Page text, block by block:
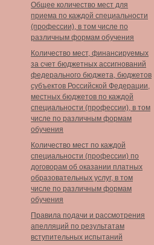
Общее количество мест для
приема по каждой специальности
(профессии), в том числе по
различным формам обучения
Количество мест, финансируемых
за счет бюджетных ассигнований
федерального бюджета, бюджетов
субъектов Российской Федерации,
местных бюджетов по каждой
специальности (профессии), в том
числе по различным формам
обучения
Количество мест по каждой
специальности (профессии) по
договорам об оказании платных
образовательных услуг, в том
числе по различным формам
обучения
Правила подачи и рассмотрения
апелляций по результатам
вступительных испытаний